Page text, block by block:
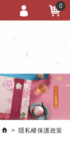
隱私權保護政策
0